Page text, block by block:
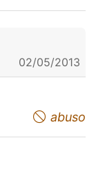
02/05/2013
abuso